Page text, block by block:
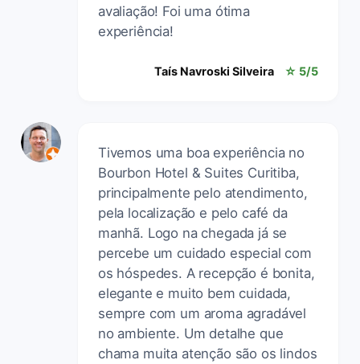
avaliação! Foi uma ótima
experiência!
Taís Navroski Silveira ☆ 5/5
Tivemos uma boa experiência no
Bourbon Hotel & Suites Curitiba,
principalmente pelo atendimento,
pela localização e pelo café da
manhã. Logo na chegada já se
percebe um cuidado especial com
os hóspedes. A recepção é bonita,
elegante e muito bem cuidada,
sempre com um aroma agradável
no ambiente. Um detalhe que
chama muita atenção são os lindos